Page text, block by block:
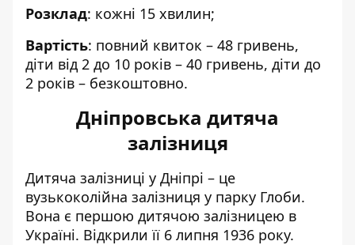
Розклад: кожні 15 хвилин;
Вартість: повний квиток – 48 гривень,
діти від 2 до 10 років – 40 гривень, діти до
2 років – безкоштовно.
Дніпровська дитяча
залізниця
Дитяча залізниці у Дніпрі – це
вузькоколійна залізниця у парку Глоби.
Вона є першою дитячою залізницею в
Україні. Відкрили її 6 липня 1936 року.